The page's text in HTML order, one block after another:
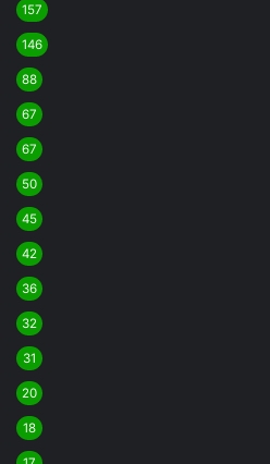
157
146
88
67
67
50
45
42
36
32
31
20
18